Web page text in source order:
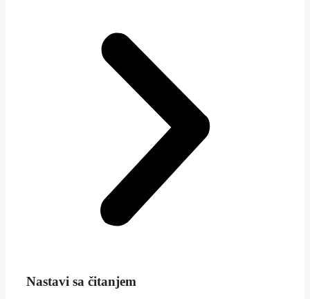
Nastavi sa čitanjem